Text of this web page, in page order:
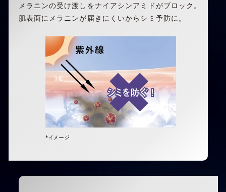
メラニンの受け渡しをナイアシンアミドがブロック。
肌表面にメラニンが届きにくいからシミ予防に。